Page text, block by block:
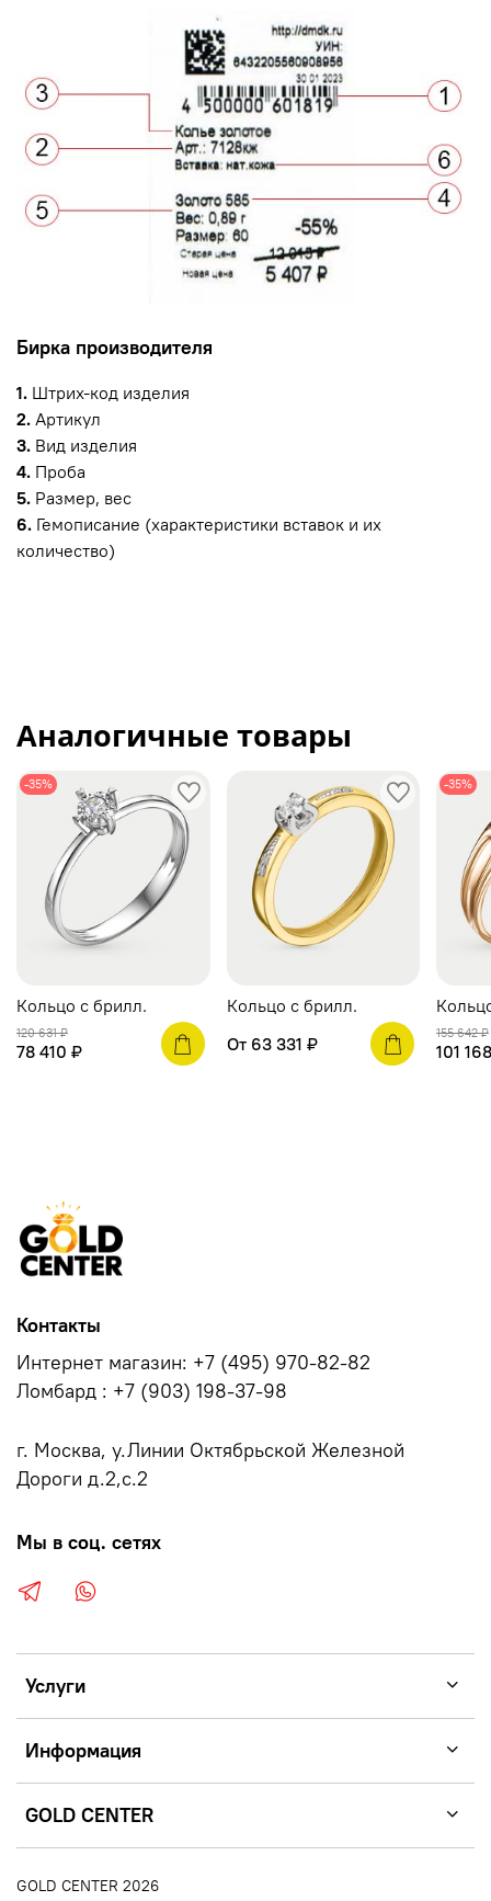
Бирка производителя
1. Штрих-код изделия
2. Артикул
3. Вид изделия
4. Проба
5. Размер, вес
6. Гемописание (характеристики вставок и их
количество)
Аналогичные товары
-35%
Кольцо c брилл.
120 631 ₽
78 410 ₽
Кольцо c брилл.
От 63 331 ₽
-35%
155 642 ₽
101
Услуги
Информация
GOLD CENTER
Контакты
Интернет магазин: +7 (495) 970-82-82
Ломбард : +7 (903) 198-37-98
г. Москва, у.Линии Октябрьской Железной
Дороги д.2,с.2
Мы в соц. сетях
GOLD CENTER 2026